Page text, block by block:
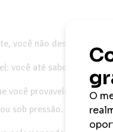
você não desenvolve
você até sabe, mas não
você provavelmente
sob pressão.